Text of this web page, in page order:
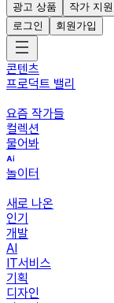
광고 상품
작가 지원
로그인
회원가입
콘텐츠
프로덕트 밸리
요즘 작가들
컬렉션
물어봐
놀이터
새로 나온
인기
개발
AI
IT서비스
기획
디자인